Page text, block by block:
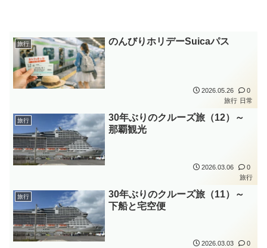
旅行 のんびりホリデーSuicaパス
2026.05.26
0
旅行 日常
旅行
30年ぶりのクルーズ旅（12）～
那覇観光
2026.03.06
0
旅行
旅行
30年ぶりのクルーズ旅（11）～
下船と宅空便
2026.03.03
0